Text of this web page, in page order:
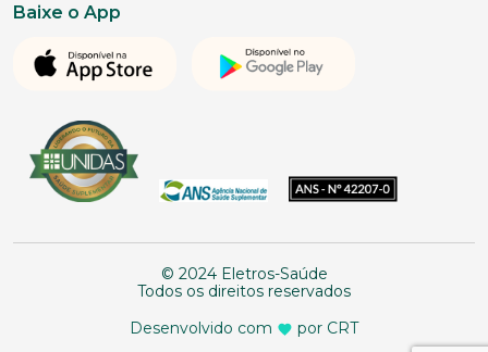
Baixe o App
© 2024 Eletros-Saúde
Todos os direitos reservados
Desenvolvido com
por CRT